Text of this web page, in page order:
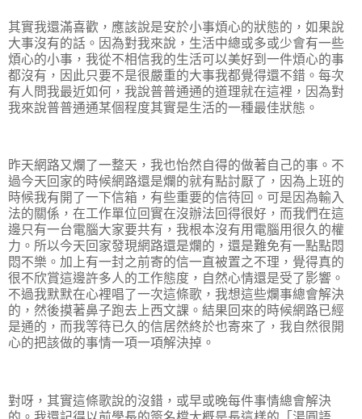
其實我還滿喜歡，應該說是安於小事煩心的狀態的，如果說
大事沒有的話。因為對我來說，生活中總或多或少會有一些
煩心的小事，我從不相信我的生活可以美好到一件煩心的事
都沒有，因此只要不是很嚴重的大事我都覺得還不錯。每次
有人問我最近如何，我說普普通通的道理就在這裡，因為對
我來說普普通通某個程度其實是生活的一種最佳狀態。
昨天網路又爛了一整天，我也怡然自得的做著自己的事。不
過今天回家的時候網路還是爛的就有點討厭了，因為上班的
時候我有開了一下信箱，有些重要的信待回。可是因為輸入
法的關係，在工作單位回實在沒辦法回得很好，而我們在這
邊只有一台電腦大家要共有，我根本沒有用電腦用很久的權
力。所以今天回家發現網路還是爛的，還是難免有一點點悶
悶不樂。加上有一封之前寄的信一直被置之不理，覺得真的
很不欣賞這邊許多人的工作態度，自然心情還是受了影響。
不過我默默在心裡唱了一次這條歌，我想這些爛事總會解決
的，然後摸著鼻子跑去上西文課。結果回來的時候網路已經
是通的，而我等待已久的信居然終於也寄來了，我自然很開
心的把該做的事情一項一項解決掉。
對呀，其實這條歌說的沒錯，或早或晚每件事情總會解決